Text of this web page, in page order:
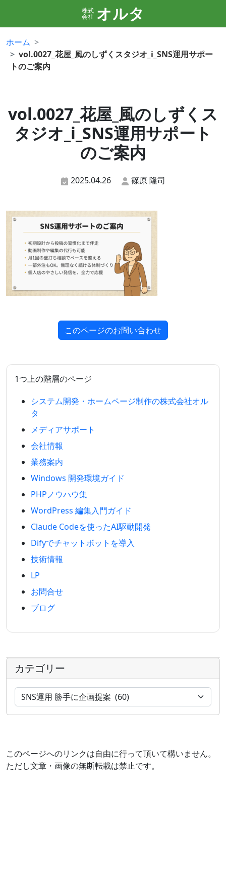
株式
会社 オルタ
ホーム
vol.0027_花屋_風のしずくスタジオ_i_SNS運用サポー
トのご案内
vol.0027_花屋_風のしずくス
タジオ_i_SNS運用サポート
のご案内
2025.04.26 篠原 隆司
このページのお問い合わせ
1つ上の階層のページ
システム開発・ホームページ制作の株式会社オル
タ
メディアサポート
会社情報
業務案内
Windows 開発環境ガイド
PHPノウハウ集
WordPress 編集入門ガイド
Claude Codeを使ったAI駆動開発
Difyでチャットボットを導入
技術情報
LP
お問合せ
ブログ
カテゴリー
このページへのリンクは自由に行って頂いて構いません。
ただし文章・画像の無断転載は禁止です。